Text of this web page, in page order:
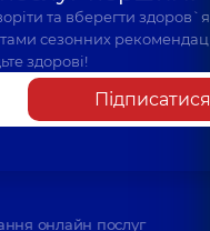
та вберегти
сезонних
здорові!
Підписатися
онлайн послуг